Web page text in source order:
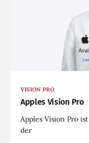
VISION PRO
Apples Vision Pro
Apples Vision Pro
der